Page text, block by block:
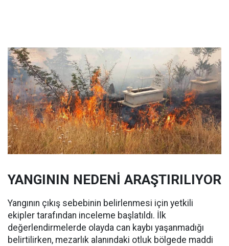
YANGININ NEDENİ ARAŞTIRILIYOR
Yangının çıkış sebebinin belirlenmesi için yetkili
ekipler tarafından inceleme başlatıldı. İlk
değerlendirmelerde olayda can kaybı yaşanmadığı
belirtilirken, mezarlık alanındaki otluk bölgede maddi